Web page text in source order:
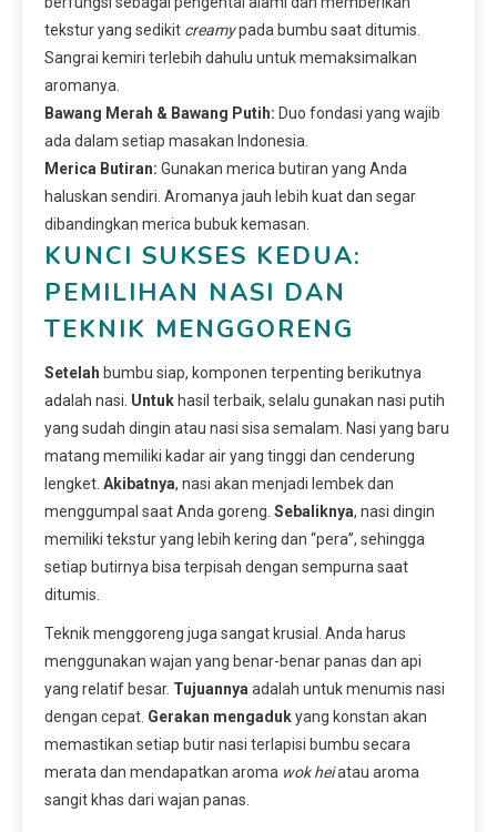
tekstur yang sedikit creamypada bumbu saat ditumis.
Sangrai kemiri terlebih dahulu untuk memaksimalkan
aromanya.
Bawang Merah & Bawang Putih: Duo fondasi yang wajib
ada dalam setiap masakan Indonesia.
Merica Butiran: Gunakan merica butiran yang Anda
haluskan sendiri. Aromanya jauh lebih kuat dan segar
dibandingkan merica bubuk kemasan.
KUNCI SUKSES KEDUA:
PEMILIHAN NASI DAN
TEKNIK MENGGORENG
Setelah bumbu siap, komponen terpenting berikutnya
adalah nasi. Untuk hasil terbaik, selalu gunakan nasi putih
yang sudah dingin atau nasi sisa semalam. Nasi yang baru
matang memiliki kadar air yang tinggi dan cenderung
lengket. Akibatnya, nasi akan menjadi lembek dan
menggumpal saat Anda goreng. Sebaliknya, nasi dingin
memiliki tekstur yang lebih kering dan “pera”, sehingga
setiap butirnya bisa terpisah dengan sempurna saat
ditumis.
Teknik menggoreng juga sangat krusial. Anda harus
menggunakan wajan yang benar-benar panas dan api
yang relatif besar. Tujuannya adalah untuk menumis nasi
dengan cepat. Gerakan mengadukyang konstan akan
memastikan setiap butir nasi terlapisi bumbu secara
merata dan mendapatkan aroma wok heiatau aroma
sangit khas dari wajan panas.